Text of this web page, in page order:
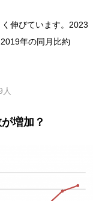
伸びています。2023
年の同月比約
人
増加？